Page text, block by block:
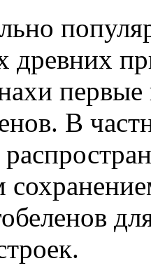
древних
первые
В